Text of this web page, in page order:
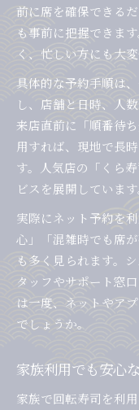
前に席を確保できる
も事前に把握できま
く、忙しい方にも大変
具体的な予約手順は
し、店舗と日時、人
来店直前に「順番待
用すれば、現地で長
す。人気店の「くら
ビスを展開しています
実際にネット予約を
心」「混雑時でも席
も多く見られます。
タッフやサポート窓
は一度、ネットやア
でしょうか。
家族利用でも安心
家族で回転寿司を利